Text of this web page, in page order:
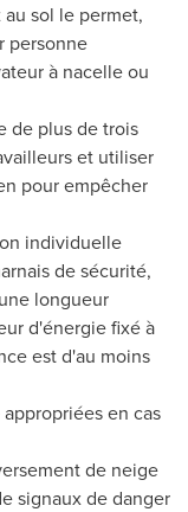
sol le permet,
personne
à nacelle ou
de plus de trois
et utiliser
pour empêcher
individuelle
de sécurité,
longueur
d'énergie fixé à
est d'au moins
en cas
de neige
signaux de danger